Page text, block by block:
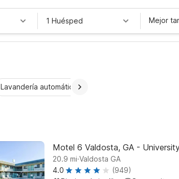
1 Huésped Mejor
Lavandería automática
Motel 6 Valdosta, GA -
20.9 mi.Valdosta GA
4.0
(949)